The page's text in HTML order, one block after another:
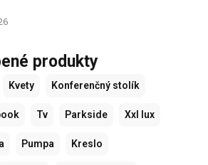
produkty
Kvety Konferenčný stolík
Tv Parkside Xxl lux
Pumpa Kreslo